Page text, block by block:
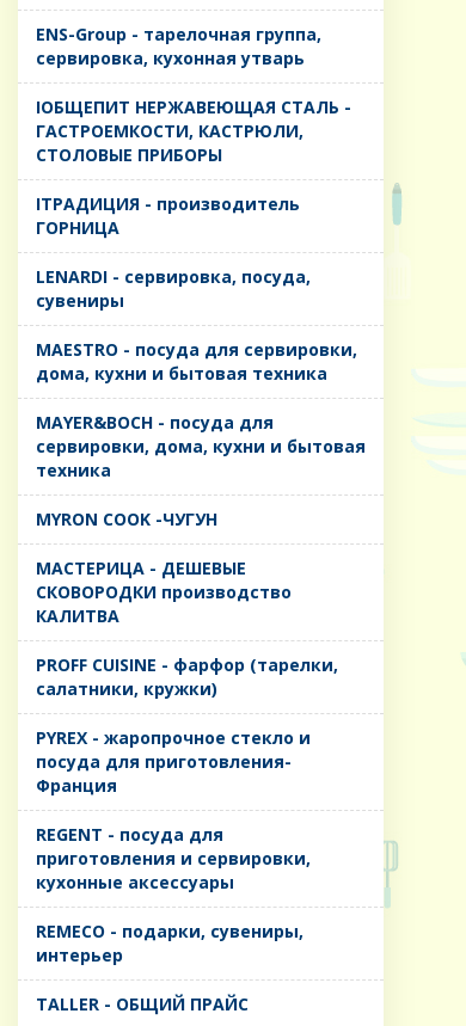
ENS-Group - тарелочная группа,
сервировка, кухонная утварь
IОБЩЕПИТ НЕРЖАВЕЮЩАЯ СТАЛЬ -
ГАСТРОЕМКОСТИ, КАСТРЮЛИ,
СТОЛОВЫЕ ПРИБОРЫ
IТРАДИЦИЯ - производитель
ГОРНИЦА
LENARDI - сервировка, посуда,
сувениры
MAESTRO - посуда для сервировки,
дома, кухни и бытовая техника
MAYER&BOCH - посуда для
сервировки, дома, кухни и бытовая
техника
MYRON COOK -ЧУГУН
MАСТЕРИЦА - ДЕШЕВЫЕ
СКОВОРОДКИ производство
КАЛИТВА
PROFF CUISINE - фарфор (тарелки,
салатники, кружки)
PYREX - жаропрочное стекло и
посуда для приготовления-
Франция
REGENT - посуда для
приготовления и сервировки,
кухонные аксессуары
REMECO - подарки, сувениры,
интерьер
TALLER - ОБЩИЙ ПРАЙС